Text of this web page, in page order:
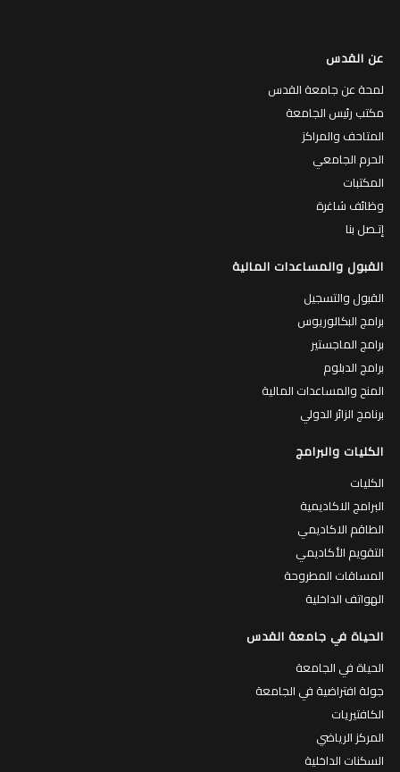
عن القدس
لمحة عن جامعة القدس
مكتب رئيس الجامعة
المتاحف والمراكز
الحرم الجامعي
المكتبات
وظائف شاغرة
إتـصل بنا
القبول والمساعدات المالية
القبول والتسجيل
برامج البكالوريوس
برامج الماجستير
برامج الدبلوم
المنح والمساعدات المالية
برنامج الزائر الدولي
الكليات والبرامج
الكليات
البرامج الاكاديمية
الطاقم الاكاديمي
التقويم الأكاديمي
المساقات المطروحة
الهواتف الداخلية
الحياة في جامعة القدس
الحياة في الجامعة
جولة افتراضية في الجامعة
الكافتيريات
المركز الرياضي
السكنات الداخلية